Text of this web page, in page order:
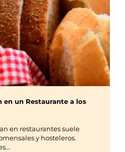
en un Restaurante a los
en restaurantes suele
y hosteleros.